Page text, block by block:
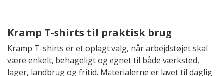
Kramp T-shirts til praktisk brug
Kramp T-shirts er et oplagt valg, når arbejdstøjet skal
være enkelt, behageligt og egnet til både værksted,
lager, landbrug og fritid. Materialerne er lavet til daglig